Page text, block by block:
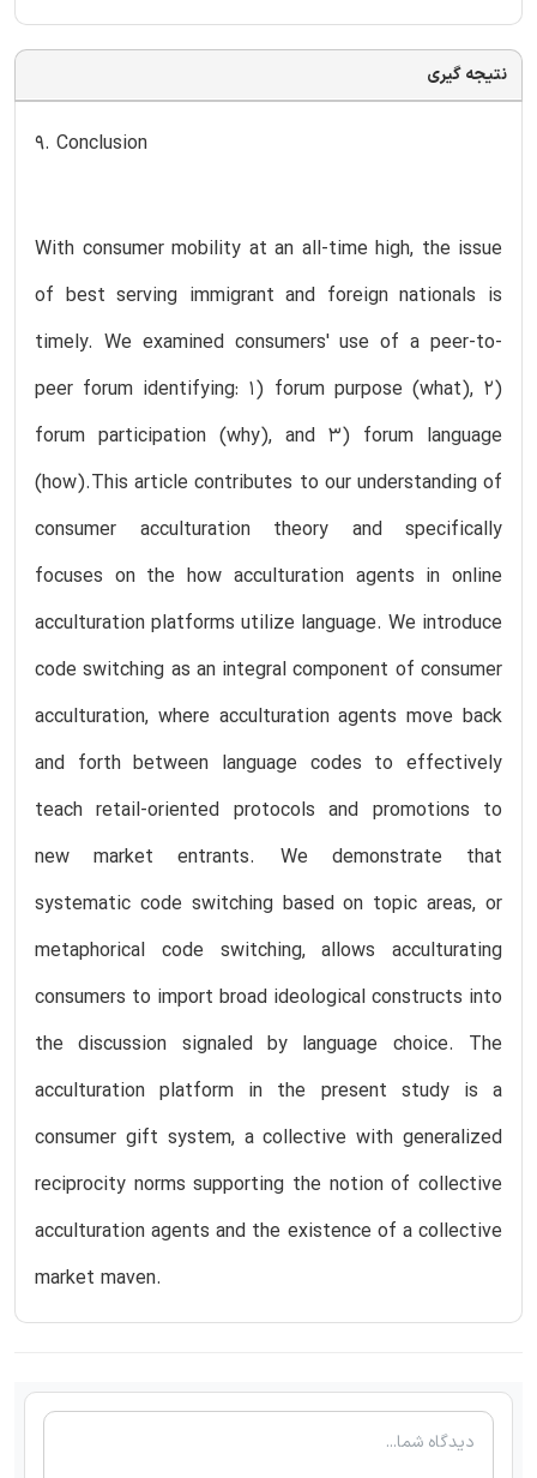
نتیجه گیری
9. Conclusion
With consumer mobility at an all-time high, the issue
of best serving immigrant and foreign nationals is
timely. We examined consumers' use of a peer-to-
peer forum identifying: 1) forum purpose (what), 2)
forum participation (why), and 3) forum language
(how).This article contributes to our understanding of
consumer acculturation theory and specifically
focuses on the how acculturation agents in online
acculturation platforms utilize language. We introduce
code switching as an integral component of consumer
acculturation, where acculturation agents move back
and forth between language codes to effectively
teach retail-oriented protocols and promotions to
new market entrants. We demonstrate that
systematic code switching based on topic areas, or
metaphorical code switching, allows acculturating
consumers to import broad ideological constructs into
the discussion signaled by language choice. The
acculturation platform in the present study is a
consumer gift system, a collective with generalized
reciprocity norms supporting the notion of collective
acculturation agents and the existence of a collective
market maven.